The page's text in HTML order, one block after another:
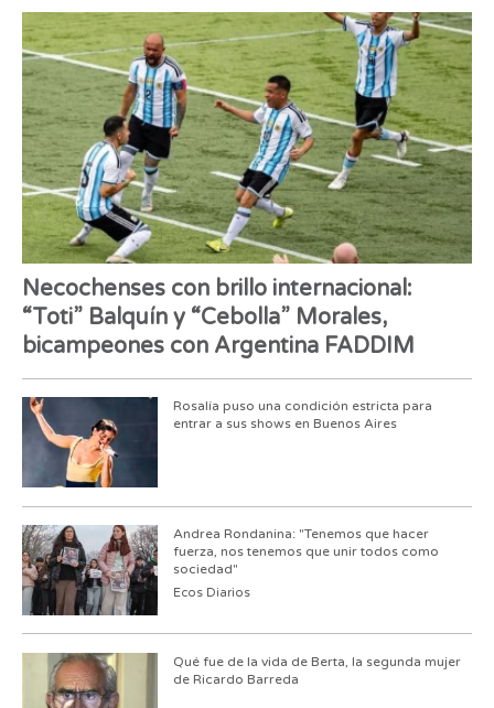
Necochenses con brillo internacional:
“Toti” Balquín y “Cebolla” Morales,
bicampeones con Argentina FADDIM
Rosalía puso una condición estricta para
entrar a sus shows en Buenos Aires
Andrea Rondanina: "Tenemos que hacer
fuerza, nos tenemos que unir todos como
sociedad"
Ecos Diarios
Qué fue de la vida de Berta, la segunda mujer
de Ricardo Barreda